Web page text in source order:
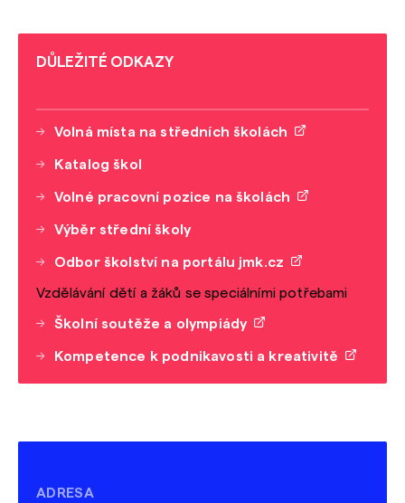
DŮLEŽITÉ ODKAZY
Volná místa na středních školách
Katalog škol
Volné pracovní pozice na školách
Výběr střední školy
Odbor školství na portálu jmk.cz
Vzdělávání dětí a žáků se speciálními potřebami
Školní soutěže a olympiády
Kompetence k podnikavosti a kreativitě
ADRESA